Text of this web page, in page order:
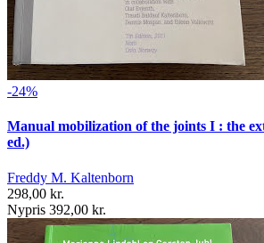
-24%
Manual mobilization of the joints I : the
ed.)
Freddy M. Kaltenborn
298,00 kr.
Nypris 392,00 kr.